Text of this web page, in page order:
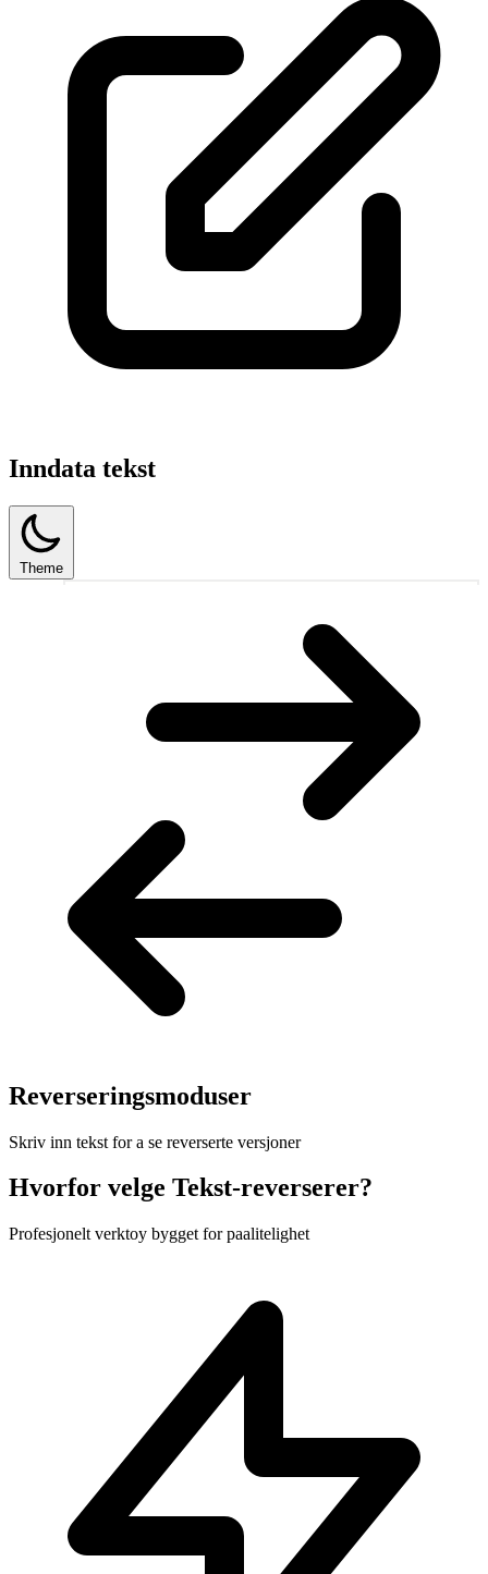
Inndata tekst
Theme
Reverseringsmoduser
Skriv inn tekst for a se reverserte versjoner
Hvorfor velge Tekst-reverserer?
Profesjonelt verktoy bygget for paalitelighet